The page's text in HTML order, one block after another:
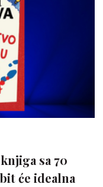
sa 70
će idealna